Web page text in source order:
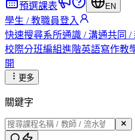
預選課表 EN
學生 / 教職員登入
快速搜尋系所通識 / 溝通共同 /
校際分班編組進階英語寫作教
開
更多
關鍵字